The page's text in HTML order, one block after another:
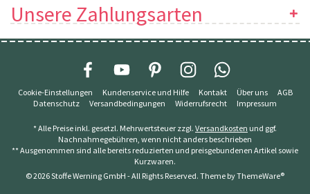
Unsere Zahlungsarten
Cookie-Einstellungen Kundenservice und Hilfe Kontakt Über uns
AGB
Datenschutz
Versandbedingungen Widerrufsrecht Impressum
* Alle Preise inkl. gesetzl. Mehrwertsteuer zzgl. Versandkosten und ggf.
Nachnahmegebühren, wenn nicht anders beschrieben
** Ausgenommen sind alle bereits reduzierten und preisgebundenen Artikel sowie
Kurzwaren.
© 2026 Stoffe Werning GmbH - All Rights Reserved. Theme byThemeWare®